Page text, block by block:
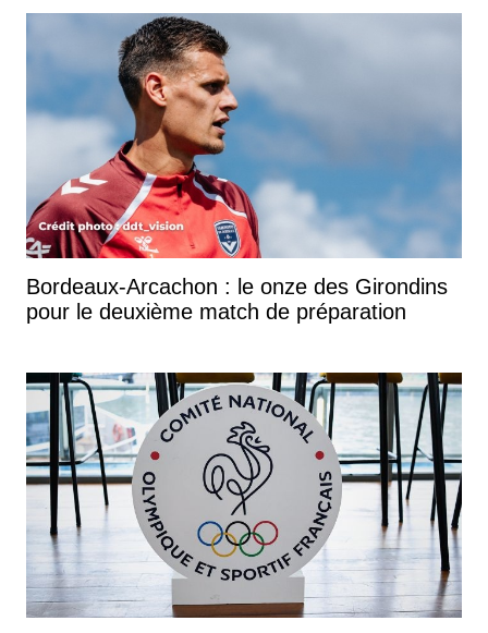
Bordeaux-Arcachon : le onze des Girondins
pour le deuxième match de préparation